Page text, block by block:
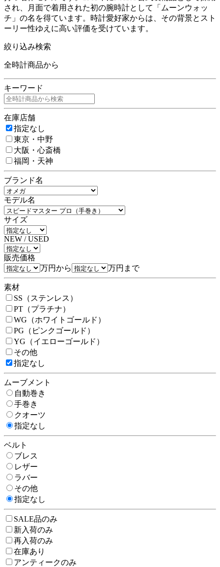
され、月面で着用された初の腕時計として「ムーンウォッ
チ」の名を得ています。時計愛好家からは、その背景とスト
ーリー性ゆえに高い評価を受けています。
絞り込み検索
全時計商品から
キーワード
在庫店舗
指定なし
東京・中野
大阪・心斎橋
福岡・天神
ブランド名
モデル名
サイズ
NEW / USED
販売価格
万円から
万円まで
素材
SS（ステンレス）
PT（プラチナ）
WG（ホワイトゴールド）
PG（ピンクゴールド）
YG（イエローゴールド）
その他
指定なし
ムーブメント
自動巻き
手巻き
クオーツ
指定なし
ベルト
ブレス
レザー
ラバー
その他
指定なし
SALE品のみ
新入荷のみ
再入荷のみ
在庫あり
アンティークのみ